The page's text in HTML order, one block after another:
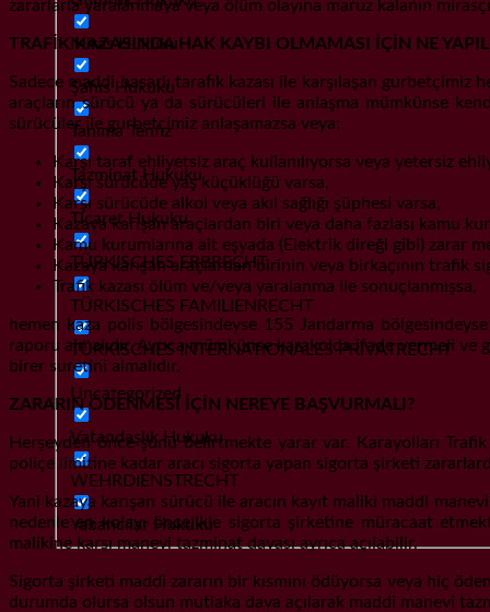
Miras Hukuku
Şahıs Hukuku
Tanıma Tenfiz
Tazminat Hukuku
Ticaret Hukuku
TÜRKISCHES ERBRECHT
TÜRKISCHES FAMILIENRECHT
TÜRKISCHES INTERNATIONALES PRIVATRECHT
Uncategorized
Vatandaşlık Hukuku
WEHRDIENSTRECHT
Yabancılar Hukuku
zararlarla yaralanmaya veya ölüm olayına maruz kalanın
TRAFİK KAZASINDA HAK KAYBI OLMAMASI İÇİN NE
Sadece maddi hasarlı tarafık kazası ile karşılaşan
araçların sürücü ya da sürücüleri ile anlaşma mümkünse
sürücüler ile gurbetçimiz anlaşamazsa veya;
Karşı taraf ehliyetsiz araç kullanılıyorsa veya yetersiz
Karşı sürücüde yaş küçüklüğü varsa,
Karşı sürücüde alkol veya akıl sağlığı şüphesi varsa,
Kazaya karışan araçlardan biri veya daha fazlası kamu
Kamu kurumlarına ait eşyada (Elektrik direği gibi) zarar
Kazaya karışan araçlardan birinin veya birkaçının trafik
Trafik kazası ölüm ve/veya yaralanma ile sonuçlanmışsa,
hemen kaza polis bölgesindeyse 155 Jandarma
raporu almalıdır. Ayrıca mümkünse karakolda ifade vermeli
birer suretini almalıdır.
ZARARIN ÖDENMESİ İÇİN NEREYE BAŞVURMALI?
Herşeyden önce şunu belirtmekte yarar var. Karayolları
poliçe limitine kadar aracı sigorta yapan sigorta şirketi
Yani kazaya karışan sürücü ile aracın kayıt maliki maddi
nedenle en kolayı öncelikle sigorta şirketine müracaat
malikine karşı manevi tazminat davası ayrıca açılabilir.
Sigorta şirketi maddi zararın bir kısmını ödüyorsa veya hiç
durumda olursa olsun mutlaka dava açılarak maddi manevi